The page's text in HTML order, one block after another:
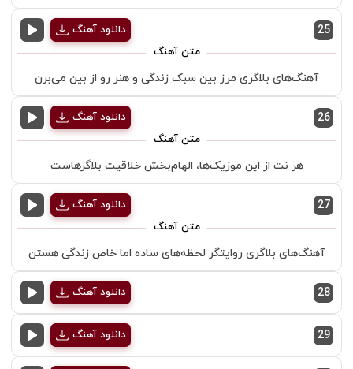
25 دانلود آهنگ
آهنگ‌های بلاگری مرز بین سبک زندگی و هنر رو از بین می‌برن
26 دانلود آهنگ
هر نت از این موزیک‌ها، الهام‌بخش خلاقیت بلاگرهاست
27 دانلود آهنگ
آهنگ‌های بلاگری روایتگر لحظه‌های ساده اما خاص زندگی هستن
28 دانلود آهنگ
29 دانلود آهنگ